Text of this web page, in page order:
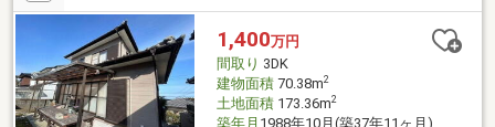
1,400万円
間取り 3DK
建物面積70.38m2
土地面積173.36m2
築年月 1988年10月(築37年11ヶ月)